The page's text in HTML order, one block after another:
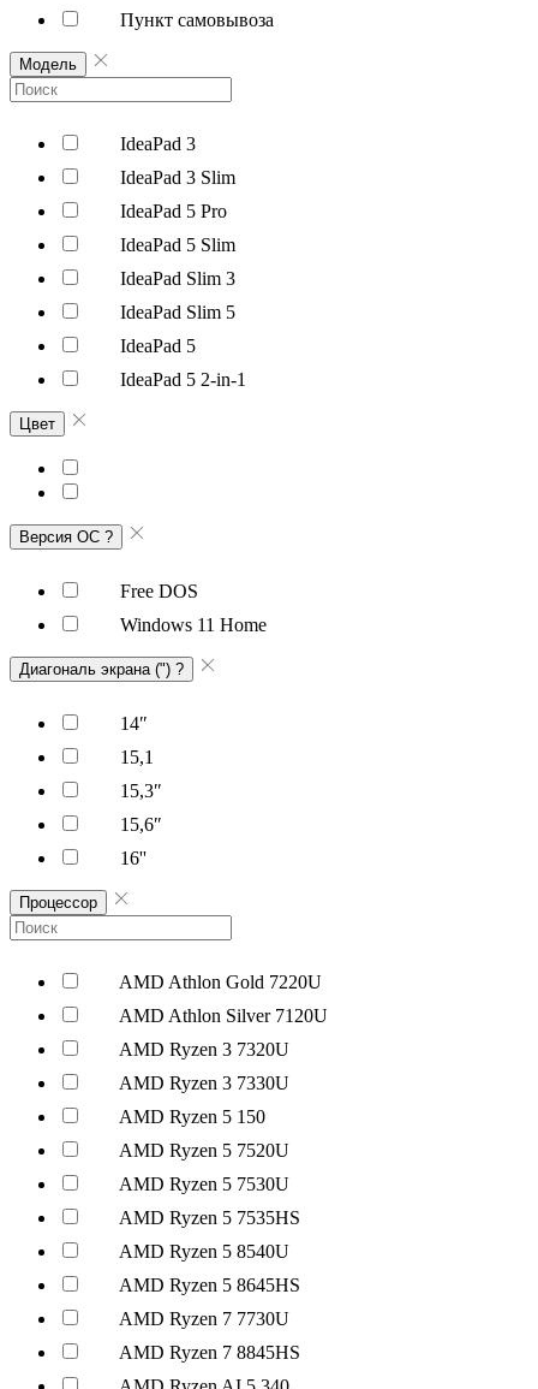
Пункт самовывоза
Модель
IdeaPad 3
IdeaPad 3 Slim
IdeaPad 5 Pro
IdeaPad 5 Slim
IdeaPad Slim 3
IdeaPad Slim 5
IdeaPad 5
IdeaPad 5 2-in-1
Цвет
Версия ОС ?
Free DOS
Windows 11 Home
Диагональ экрана (") ?
14″
15,1
15,3″
15,6″
16''
Процессор
AMD Athlon Gold 7220U
AMD Athlon Silver 7120U
AMD Ryzen 3 7320U
AMD Ryzen 3 7330U
AMD Ryzen 5 150
AMD Ryzen 5 7520U
AMD Ryzen 5 7530U
AMD Ryzen 5 7535HS
AMD Ryzen 5 8540U
AMD Ryzen 5 8645HS
AMD Ryzen 7 7730U
AMD Ryzen 7 8845HS